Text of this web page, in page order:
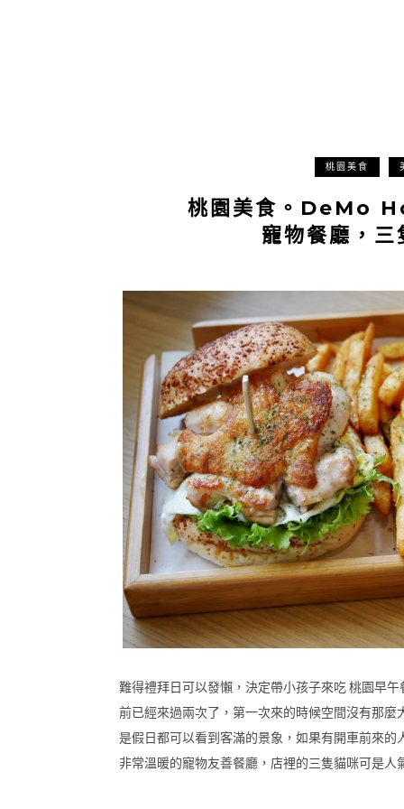
桃園美食
桃園美食。DeMo
寵物餐廳，
難得禮拜日可以發懶，決定帶小孩子來吃 桃園早
前已經來過兩次了，第一次來的時候空間沒有那
是假日都可以看到客滿的景象，如果有開車前來
非常溫暖的寵物友善餐廳，店裡的三隻貓咪可是